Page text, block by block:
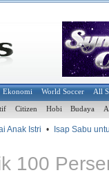
Ekonomi World Soccer All
Citizen Hobi Budaya
Istri • Isap Sabu
100